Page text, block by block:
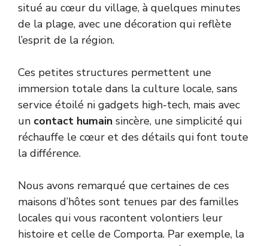
situé au cœur du village, à quelques minutes
de la plage, avec une décoration qui reflète
l’esprit de la région.
Ces petites structures permettent une
immersion totale dans la culture locale, sans
service étoilé ni gadgets high-tech, mais avec
un contact humain sincère, une simplicité qui
réchauffe le cœur et des détails qui font toute
la différence.
Nous avons remarqué que certaines de ces
maisons d’hôtes sont tenues par des familles
locales qui vous racontent volontiers leur
histoire et celle de Comporta. Par exemple, la